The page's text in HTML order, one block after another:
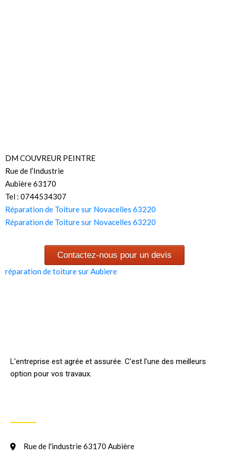
DM COUVREUR PEINTRE
Rue de l’Industrie
Aubière 63170
Tel : 0744534307
Réparation de Toiture sur Novacelles 63220
Réparation de Toiture sur Novacelles 63220
Contactez-nous pour un devis
réparation de toiture sur Aubiere
L’entreprise est agrée et assurée. C’est l’une des meilleurs
option pour vos travaux.
Rue de l'industrie 63170 Aubière